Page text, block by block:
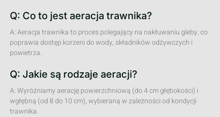
Q: Co to jest aeracja trawnika?
A: Aeracja trawnika to proces polegający na nakłuwaniu gleby, co
poprawia dostęp korzeni do wody, składników odżywczych i
powietrza.
Q: Jakie są rodzaje aeracji?
A: Wyróżniamy aerację powierzchniową (do 4 cm głębokości) i
wgłębną (od 8 do 10 cm), wybieraną w zależności od kondycji
trawnika.